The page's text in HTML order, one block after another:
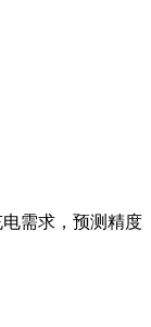
需求，预测精度